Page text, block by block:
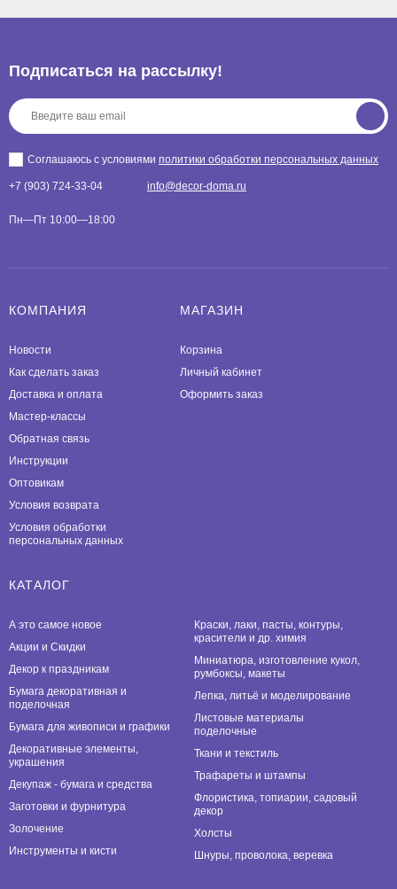
Подписаться на рассылкy!
Соглашаюсь с условиями политики обработки персональных данных
+7 (903) 724-33-04 info@decor-doma.ru
Пн—Пт 10:00—18:00
КОМПАНИЯ
Новости
Как сделать заказ
Доставка и оплата
Мастер-классы
Обратная связь
Инструкции
Оптовикам
Условия возврата
Условия обработки
персональных данных
МАГАЗИН
Корзина
Личный кабинет
Оформить заказ
КАТАЛОГ
А это самое новое
Акции и Скидки
Декор к праздникам
Бумага декоративная и
поделочная
Бумага для живописи и графики
Декоративные элементы,
украшения
Декупаж - бумага и средства
Заготовки и фурнитура
Золочение
Инструменты и кисти
Краски, лаки, пасты, контуры,
красители и др. химия
Миниатюра, изготовление кукол,
румбоксы, макеты
Лепка, литьё и моделирование
Листовые материалы
поделочные
Ткани и текстиль
Трафареты и штампы
Флористика, топиарии, садовый
декор
Холсты
Шнуры, проволока, веревка